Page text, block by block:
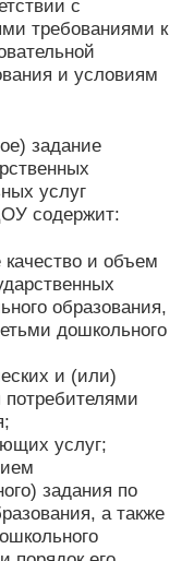
с
требованиями к
и условиям
задание
услуг
содержит:
качество и объем
образования,
дошкольного
и (или)
услуг;
задания по
а также